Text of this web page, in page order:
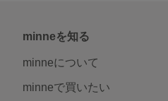
minneを知る
minneについて
minneで買いたい